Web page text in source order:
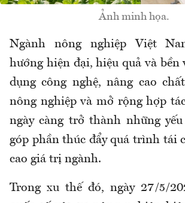
Ảnh minh họa.
Ngành nông nghiệp Việt
hướng hiện đại, hiệu quả và bền
dụng công nghệ, nâng cao
nông nghiệp và mở rộng hợp
ngày càng trở thành những
góp phần thúc đẩy quá trình tái
cao giá trị ngành.
Trong xu thế đó, ngày 27/5/